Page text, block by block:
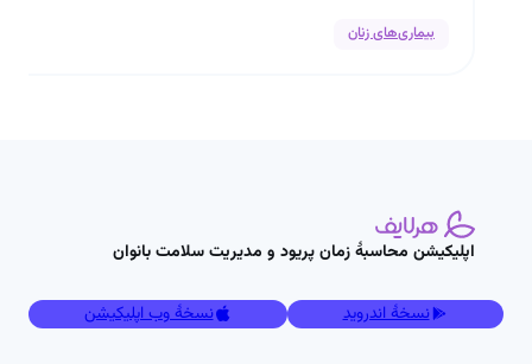
بیماری‌های زنان
اپلیکیشن محاسبۀ زمان پریود و مدیریت سلامت بانوان
نسخۀ اندروید نسخۀ وب اپلیکیشن